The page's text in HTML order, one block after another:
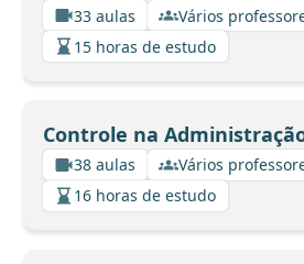
33 aulas
Vários
15 horas de estudo
Controle na
38 aulas
Vários
16 horas de estudo